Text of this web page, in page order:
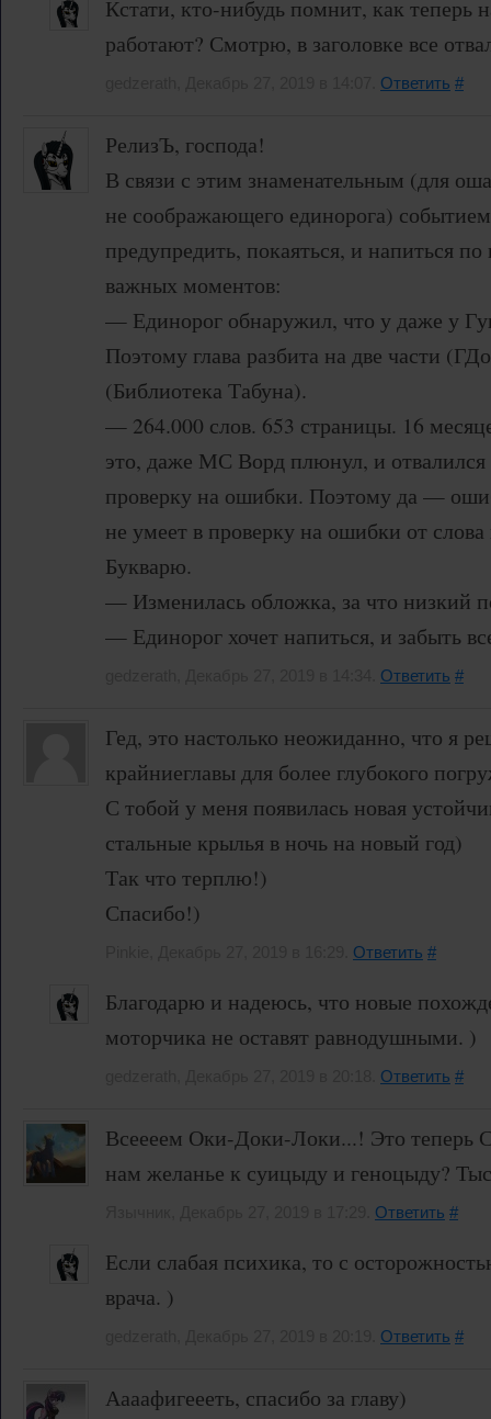
Кстати, кто-нибудь помнит, как теперь
работают? Смотрю, в заголовке все
Ответить #
РелизЪ, господа!
В связи с этим знаменательным (для
не соображающего единорога)
предупредить, покаяться, и напиться
важных моментов:
— Единорог обнаружил, что у даже у
Поэтому глава разбита на две части
(Библиотека Табуна).
— 264.000 слов. 653 страницы. 16
это, даже МС Ворд плюнул, и отвалился
проверку на ошибки. Поэтому да —
не умеет в проверку на ошибки от
Букварю.
— Изменилась обложка, за что низкий
— Единорог хочет напиться, и забыть
Ответить #
Гед, это настолько неожиданно, что я
крайниеглавы для более глубокого
С тобой у меня появилась новая
стальные крылья в ночь на новый год)
Так что терплю!)
Спасибо!)
Ответить #
Благодарю и надеюсь, что новые
моторчика не оставят равнодушными. )
Ответить #
Всеееем Оки-Доки-Локи...! Это теперь
нам желанье к суицыду и геноцыду?
Ответить #
Если слабая психика, то с
врача. )
Ответить #
Аааафигеееть, спасибо за главу)